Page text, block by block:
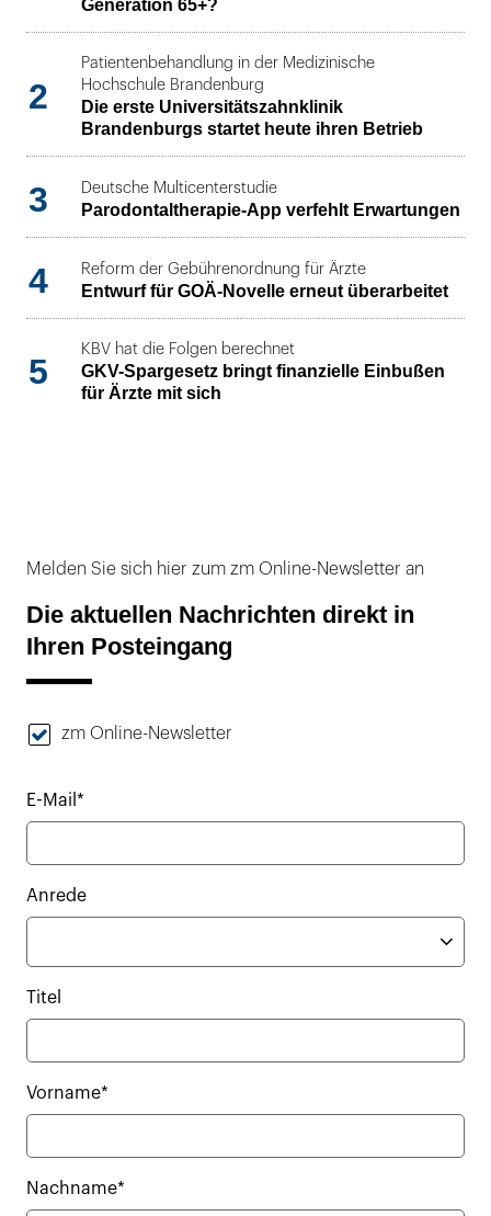
Generation 65+?
2
Patientenbehandlung in der Medizinische
Hochschule Brandenburg
Die erste Universitätszahnklinik
Brandenburgs startet heute ihren Betrieb
3 Deutsche Multicenterstudie
Parodontaltherapie-App verfehlt Erwartungen
4 Reform der Gebührenordnung für Ärzte
Entwurf für GOÄ-Novelle erneut überarbeitet
5
KBV hat die Folgen berechnet
GKV-Spargesetz bringt finanzielle Einbußen
für Ärzte mit sich
Melden Sie sich hier zum zm Online-Newsletter an
Die aktuellen Nachrichten direkt in
Ihren Posteingang
zm Online-Newsletter
E-Mail*
Anrede
Titel
Vorname*
Nachname*